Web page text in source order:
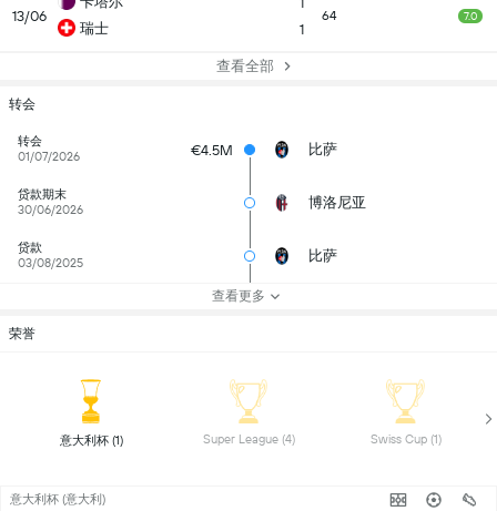
13/06
瑞士
1
64 7.0
查看全部
转会
转会
01/07/2026
€4.5M 比萨
贷款期末
30/06/2026
博洛尼亚
贷款
03/08/2025
比萨
查看更多
荣誉
意大利杯 (1) Super League (4) Swiss Cup (1)
意大利杯 (意大利)